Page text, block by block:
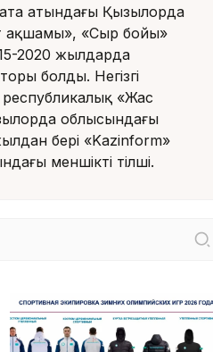
атындағы Қызылорда
ақшамы», «Сыр бойы»
2020 жылдарда
болды. Негізгі
«Жас
облысындағы
бері «Kazinform»
меншікті тілші.